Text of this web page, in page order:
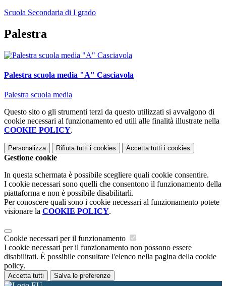
Scuola Secondaria di I grado
Palestra
Palestra scuola media "A" Casciavola
Palestra scuola media
Questo sito o gli strumenti terzi da questo utilizzati si avvalgono di
cookie necessari al funzionamento ed utili alle finalità illustrate nella
COOKIE POLICY.
Personalizza Rifiuta tutti i cookies Accetta tutti i cookies
Gestione cookie
In questa schermata è possibile scegliere quali cookie consentire.
I cookie necessari sono quelli che consentono il funzionamento della
piattaforma e non è possibile disabilitarli.
Per conoscere quali sono i cookie necessari al funzionamento potete
visionare la COOKIE POLICY.
Cookie necessari per il funzionamento
I cookie necessari per il funzionamento non possono essere
disabilitati. È possibile consultare l'elenco nella pagina della cookie
policy.
Accetta tutti Salva le preferenze